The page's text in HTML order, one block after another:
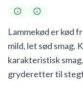
Lammekød er kød
mild, let sød smag.
karakteristisk
gryderetter til